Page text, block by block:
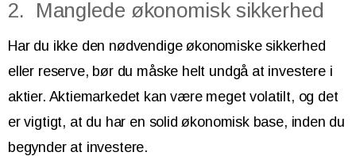
2. Manglede økonomisk sikkerhed
Har du ikke den nødvendige økonomiske sikkerhed
eller reserve, bør du måske helt undgå at investere i
aktier. Aktiemarkedet kan være meget volatilt, og det
er vigtigt, at du har en solid økonomisk base, inden du
begynder at investere.